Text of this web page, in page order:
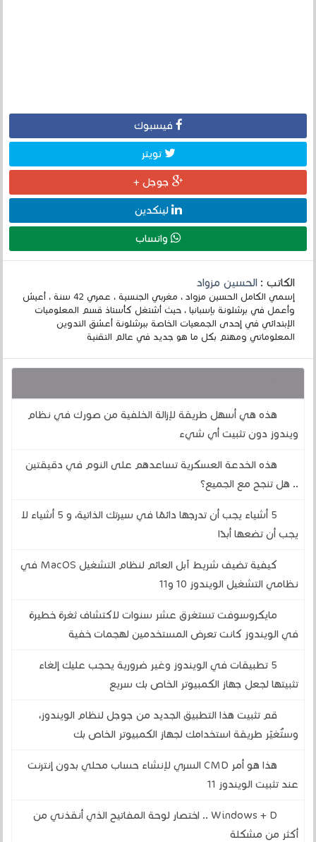
فيسبوك
تويتر
جوجل +
لينكدين
واتساب
الكاتب :الحسين مزواد
إسمي الكامل الحسين مزواد ، مغربي الجنسية ، عمري 42 سنة ، أعيش
وأعمل في برشلونة بإسبانيا ، حيث أشتغل كأستاذ قسم المعلوميات
الإبتدائي في إحدى الجمعيات الخاصة ببرشلونة أعشق التدوين
المعلوماتي ومهتم بكل ما هو جديد في عالم التقنية
هذه هي أسهل طريقة لإزالة الخلفية من صورك في نظام
ويندوز دون تثبيت أي شيء
هذه الخدعة العسكرية تساعدهم على النوم في دقيقتين
.. هل تنجح مع الجميع؟
5 أشياء يجب أن تدرجها دائمًا في سيرتك الذاتية، و 5 أشياء لا
يجب أن تضعها أبدًا
كيفية تضيف شريط آبل العائم لنظام التشغيل MacOS في
نظامي التشغيل الويندوز 10 و11
مايكروسوفت تستغرق عشر سنوات لاكتشاف ثغرة خطيرة
في الويندوز كانت تعرض المستخدمين لهجمات خفية
5 تطبيقات في الويندوز وغير ضرورية يحجب عليك إلغاء
تثبيتها لجعل جهاز الكمبيوتر الخاص بك سريع
قم تثبيت هذا التطبيق الجديد من جوجل لنظام الويندوز،
وستُغيّر طريقة استخدامك لجهاز الكمبيوتر الخاص بك
هذا هو أمر CMD السري لإنشاء حساب محلي بدون إنترنت
عند تثبيت الويندوز 11
Windows + D .. اختصار لوحة المفاتيح الذي أنقذني من
أكثر من مشكلة